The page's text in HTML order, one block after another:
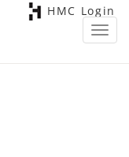
HMC Login